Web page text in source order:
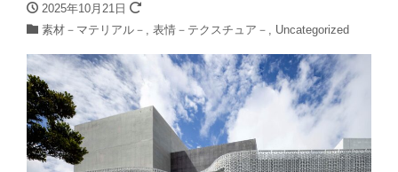
2025年10月21日
素材－マテリアル－
表情－テクスチュア－ Uncategorized